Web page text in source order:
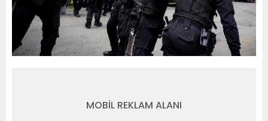
MOBİL REKLAM ALANI